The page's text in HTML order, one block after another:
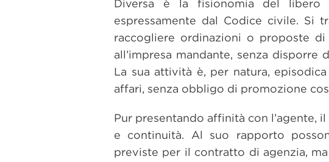
Diversa è la fisionomia del libero
espressamente dal Codice civile. Si
raccogliere ordinazioni o proposte
all’impresa mandante, senza
La sua attività è, per natura,
affari, senza obbligo di promozione
Pur presentando affinità con l’agente,
e continuità. Al suo rapporto
previste per il contratto di agenzia,